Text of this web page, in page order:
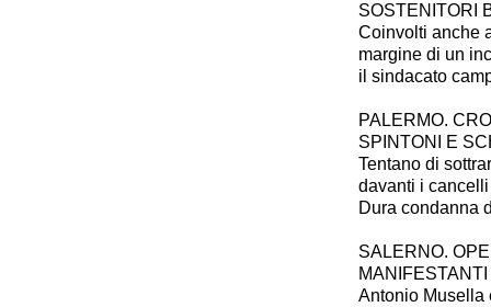
SOSTENITORI
Coinvolti anche
margine di un
il sindacato
PALERMO.
SPINTONI E
Tentano di
davanti i
Dura condanna
SALERNO.
MANIFESTANTI
Antonio Musella